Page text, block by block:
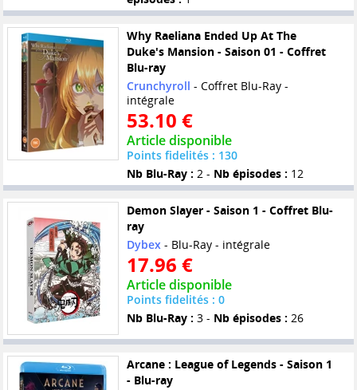
Why Raeliana Ended Up At The
Duke's Mansion - Saison 01 - Coffret
Blu-ray
Crunchyroll - Coffret Blu-Ray -
intégrale
53.10 €
Article disponible
Points fidelités : 130
Nb Blu-Ray : 2 - Nb épisodes : 12
Demon Slayer - Saison 1 - Coffret Blu-
ray
Dybex- Blu-Ray - intégrale
17.96 €
Article disponible
Points fidelités : 0
Nb Blu-Ray : 3 - Nb épisodes : 26
Arcane : League of Legends - Saison 1
- Blu-ray